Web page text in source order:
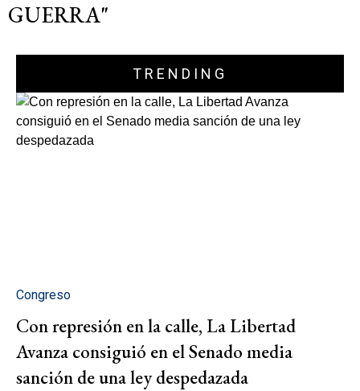
GUERRA"
TRENDING
Congreso
Con represión en la calle, La Libertad
Avanza consiguió en el Senado media
sanción de una ley despedazada